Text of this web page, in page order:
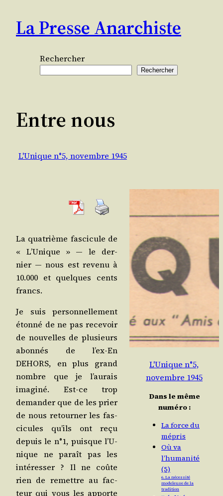
contenu
La Presse Anarchiste
Rechercher
Rechercher
Entre nous
L'Unique n°5, novembre 1945
La qua­trième fas­ci­cule de
« L’U­nique » ― le der­
nier ― nous est reve­nu à
10.000 et quelques cents
francs.
Je suis per­son­nel­le­ment
éton­né de ne pas rece­voir
de nou­velles de plu­sieurs
abon­nés de l’ex-En
DEHORS, en plus grand
nombre que je l’au­rais
ima­gi­né. Est-ce trop
deman­der que de les prier
de nous retour­ner les fas­
ci­cules qu’ils ont reçu
depuis le n°1, puisque l’U­
nique ne paraît pas les
inté­res­ser ? Il ne coûte
rien de remettre au fac­
teur qui vous les apporte
L'Unique n°5,
novembre 1945
Dans le même
numéro :
La force du
mépris
Où va
l’humanité
(5)
6. La nécessité
modeleuse de la
tradition